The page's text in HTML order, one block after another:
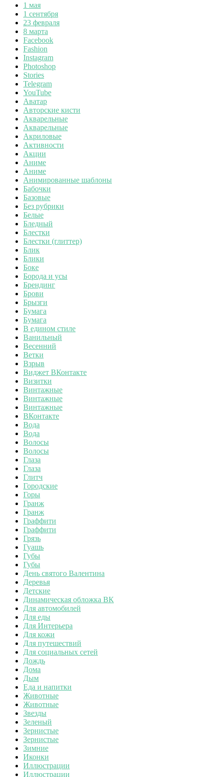
1 мая
1 сентября
23 февраля
8 марта
Facebook
Fashion
Instagram
Photoshop
Stories
Telegram
YouTube
Аватар
Авторские кисти
Акварельные
Акварельные
Акриловые
Активности
Акции
Аниме
Аниме
Анимированные шаблоны
Бабочки
Базовые
Без рубрики
Белые
Бледный
Блестки
Блестки (глиттер)
Блик
Блики
Боке
Борода и усы
Брендинг
Брови
Брызги
Бумага
Бумага
В едином стиле
Ванильный
Весенний
Ветки
Взрыв
Виджет ВКонтакте
Визитки
Винтажные
Винтажные
Винтажные
ВКонтакте
Вода
Вода
Волосы
Волосы
Глаза
Глаза
Глитч
Городские
Горы
Гранж
Гранж
Граффити
Граффити
Грязь
Гуашь
Губы
Губы
День святого Валентина
Деревья
Детские
Динамическая обложка ВК
Для автомобилей
Для еды
Для Интерьера
Для кожи
Для путешествий
Для социальных сетей
Дождь
Дома
Дым
Еда и напитки
Животные
Животные
Звезды
Зеленый
Зернистые
Зернистые
Зимние
Иконки
Иллюстрации
Иллюстрации